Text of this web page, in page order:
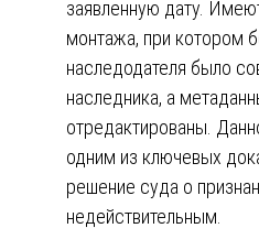
заявленную дату.
монтажа, при котором
наследодателя было
наследника, а
отредактированы.
одним из ключевых
решение суда о
недействительным.